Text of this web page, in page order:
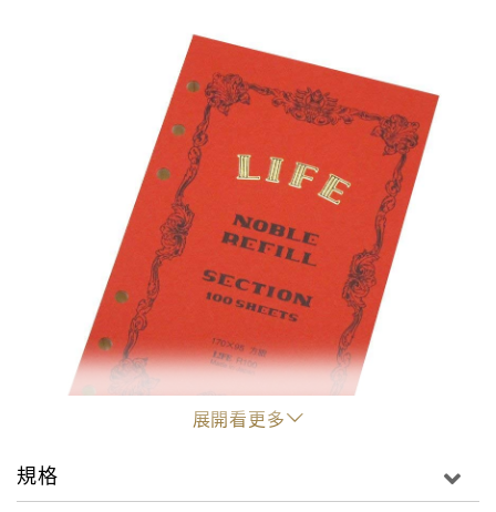
展開看更多
規格